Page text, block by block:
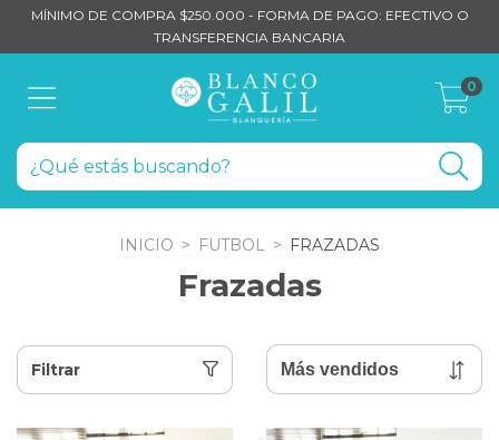
MÍNIMO DE COMPRA $250.000 - FORMA DE PAGO: EFECTIVO O
TRANSFERENCIA BANCARIA
0
INICIO > FUTBOL > FRAZADAS
Frazadas
Filtrar